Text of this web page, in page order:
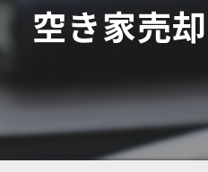
空き家売